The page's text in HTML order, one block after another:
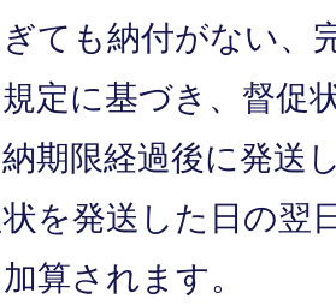
ても納付がない、
定に基づき、督促
期限経過後に発送
を発送した日の翌
算されます。